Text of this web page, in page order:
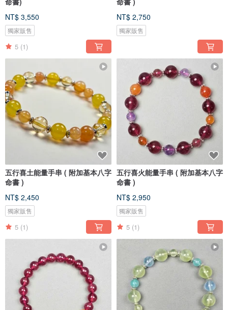
NT$ 3,550
獨家販售
5 (1)
NT$ 2,750
獨家販售
五行喜土能量手串 ( 附加基本八字
命書 )
NT$ 2,450
獨家販售
5 (1)
五行喜火能量手串 ( 附加基本八字
命書 )
NT$ 2,950
獨家販售
5 (1)